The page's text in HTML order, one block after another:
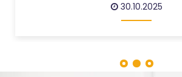
30.10.2025